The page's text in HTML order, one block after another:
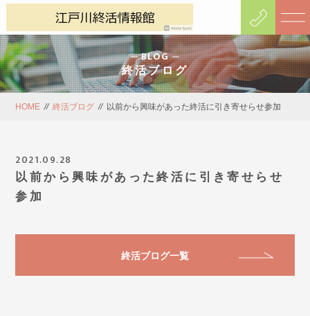
BLOG
終活ブログ
HOME // 終活ブログ // 以前から興味があった終活に引き寄せらせ参加
2021.09.28
以前から興味があった終活に引き寄せらせ
参加
終活ブログ一覧